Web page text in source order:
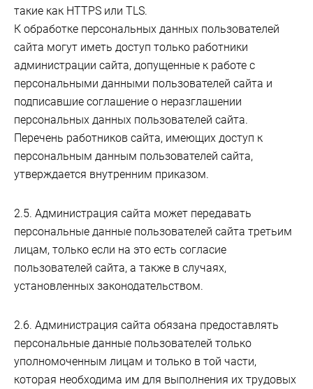
такие как HTTPS или TLS.
К обработке персональных данных пользователей
сайта могут иметь доступ только работники
администрации сайта, допущенные к работе с
персональными данными пользователей сайта и
подписавшие соглашение о неразглашении
персональных данных пользователей сайта.
Перечень работников сайта, имеющих доступ к
персональным данным пользователей сайта,
утверждается внутренним приказом.
2.5. Администрация сайта может передавать
персональные данные пользователей сайта третьим
лицам, только если на это есть согласие
пользователей сайта, а также в случаях,
установленных законодательством.
2.6. Администрация сайта обязана предоставлять
персональные данные пользователей только
уполномоченным лицам и только в той части,
которая необходима им для выполнения их трудовых